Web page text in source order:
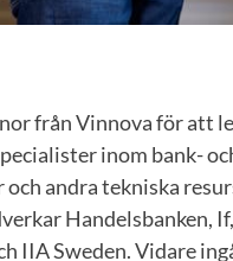
från Vinnova för
inom bank-
andra tekniska
Handelsbanken,
IIA Sweden. Vidare